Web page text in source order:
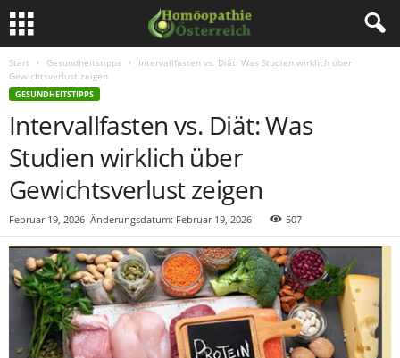
Start Gesundheitstipps
Intervallfasten vs. Diät: Was Studien wirklich über
Gewichtsverlust zeigen
GESUNDHEITSTIPPS
Intervallfasten vs. Diät: Was
Studien wirklich über
Gewichtsverlust zeigen
Februar 19, 2026 Änderungsdatum: Februar 19, 2026 507